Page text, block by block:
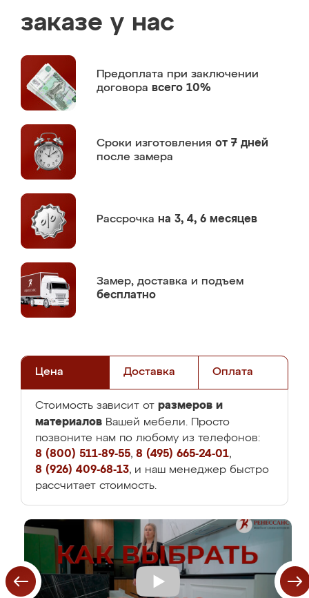
заказе у нас
Предоплата при заключении
договора всего 10%
Сроки изготовления от 7 дней
после замера
Рассрочка на 3, 4, 6 месяцев
Замер, доставка и подъем
бесплатно
Цена Доставка Оплата
Стоимость зависит от размеров и
материалов Вашей мебели. Просто
позвоните нам по любому из телефонов:
8 (800) 511-89-55, 8 (495) 665-24-01,
8 (926) 409-68-13, и наш менеджер быстро
рассчитает стоимость.